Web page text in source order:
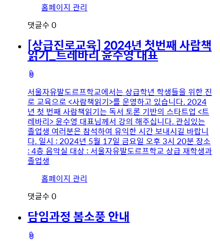
이
미
지
홈페이지 관리
댓글수 0
[상급진로교육] 2024년 첫번째 사람책
읽기_트레바리 윤수영 대표
파
일
서울자유발도르프학교에서는 상급학년 학생들을 위한 진
로 교육으로 <사람책읽기>를 운영하고 있습니다. 2024
년 첫 번째 사람책읽기는 독서 토론 기반의 스타트업 <트
레바리> 윤수영 대표님께서 강의 해주십니다. 관심있는
졸업생 여러분은 참석하여 유익한 시간 보내시길 바랍니
다. 일시 : 2024년 5월 17일 금요일 오후 3시 20분 장소
: 4층 음악실 대상 : 서울자유발도르프학교 상급 재학생과
졸업생
이
지
홈페이지 관리
댓글수 0
담임과정 봄소풍 안내